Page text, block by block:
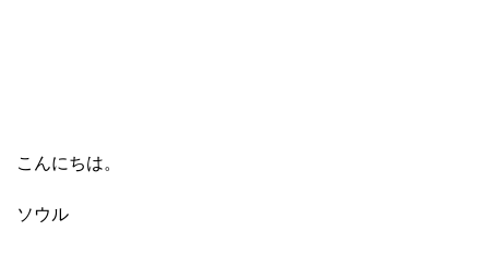
こんにちは。
ソウル